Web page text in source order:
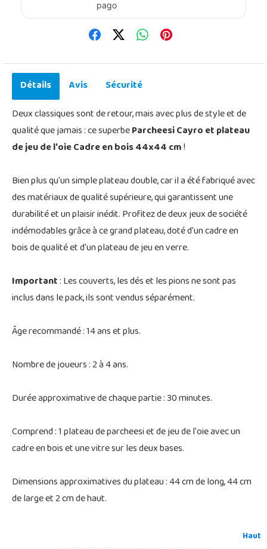
Détails Avis
Sécurité
Deux classiques sont de retour, mais avec plus de style et de
qualité que jamais : ce superbeParcheesi Cayro et plateau
de jeu de l'oie Cadre en bois 44x44 cm!
Bien plus qu'un simple plateau double, car il a été fabriqué avec
des matériaux de qualité supérieure, qui garantissent une
durabilité et un plaisir inédit. Profitez de deux jeux de société
indémodables grâce à ce grand plateau, doté d'un cadre en
bois de qualité et d'un plateau de jeu en verre.
Important: Les couverts, les dés et les pions ne sont pas
inclus dans le pack, ils sont vendus séparément.
Âge recommandé : 14 ans et plus.
Nombre de joueurs : 2 à 4 ans.
Durée approximative de chaque partie : 30 minutes.
Comprend : 1 plateau de parcheesi et de jeu de l'oie avec un
cadre en bois et une vitre sur les deux bases.
Dimensions approximatives du plateau : 44 cm de long, 44 cm
de large et 2 cm de haut.
Haut